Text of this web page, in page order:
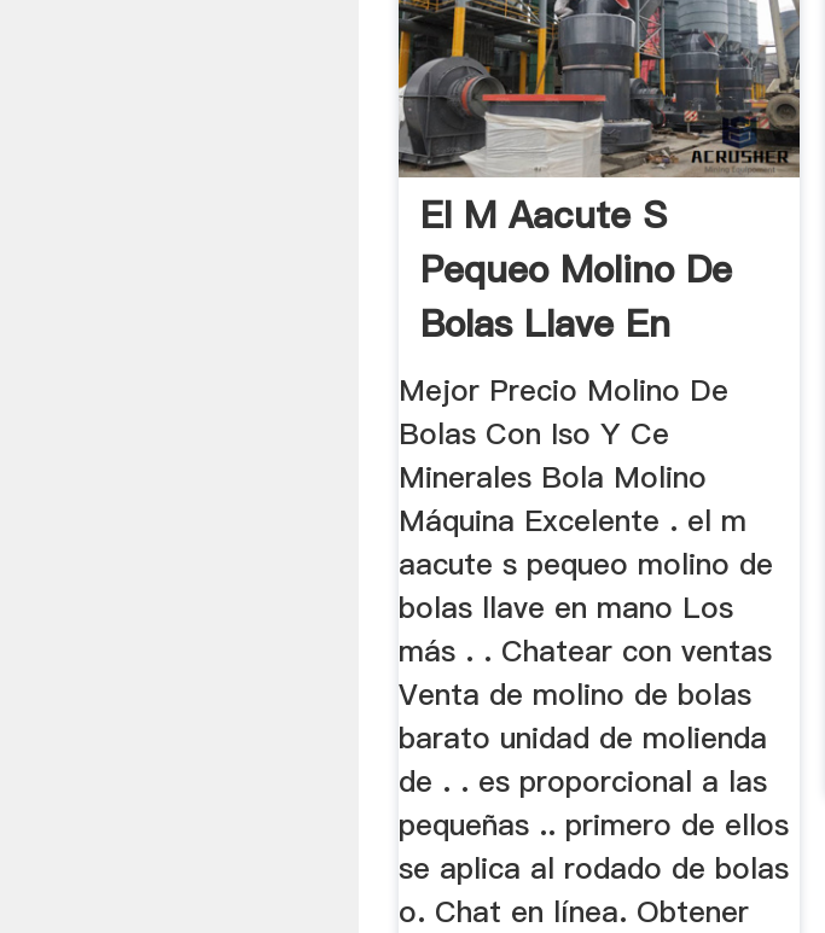
El M Aacute S
Pequeo Molino De
Bolas Llave En
Mano
Mejor Precio Molino De
Bolas Con Iso Y Ce
Minerales Bola Molino
Máquina Excelente . el m
aacute s pequeo molino de
bolas llave en mano Los
más . . Chatear con ventas
Venta de molino de bolas
barato unidad de molienda
de . . es proporcional a las
pequeñas .. primero de ellos
se aplica al rodado de bolas
o. Chat en línea. Obtener